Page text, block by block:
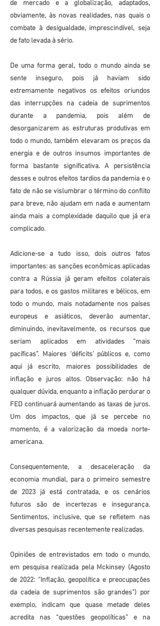
de mercado e a globalização, adaptados,
obviamente, às novas realidades, nas quais o
combate à desigualdade, imprescindível, seja
de fato levada à sério.
De uma forma geral, todo o mundo ainda se
sente inseguro, pois já haviam sido
extremamente negativos os efeitos oriundos
das interrupções na cadeia de suprimentos
durante a pandemia, pois além de
desorganizarem as estruturas produtivas em
todo o mundo, também elevaram os preços da
energia e de outros insumos importantes de
forma bastante significativa. A persistência
desses e outros efeitos tardios da pandemia e o
fato de não se vislumbrar o término do conflito
para breve, não ajudam em nada e aumentam
ainda mais a complexidade daquilo que já era
complicado.
Adicione-se a tudo isso, dois outros fatos
importantes: as sanções econômicas aplicadas
contra a Rússia já geram efeitos colaterais
para todos, e os gastos militares e bélicos, em
todo o mundo, mais notadamente nos países
europeus e asiáticos, deverão aumentar,
diminuindo, inevitavelmente, os recursos que
seriam aplicados em atividades “mais
pacíficas”. Maiores ‘déficits’ públicos e, como
aqui já escrito, maiores possibilidades de
inflação e juros altos. Observação: não há
qualquer dúvida, enquanto a inflação perdurar o
FED continuará aumentando as taxas de juros.
Um dos impactos, que já se percebe no
momento, é a valorização da moeda norte-
americana.
Consequentemente, a desaceleração da
economia mundial, para o primeiro semestre
de 2023 já está contratada, e os cenários
futuros são de incertezas e insegurança.
Sentimentos, inclusive, que se refletem nas
diversas pesquisas recentemente realizadas.
Opiniões de entrevistados em todo o mundo,
em pesquisa realizada pela Mckinsey (Agosto
de 2022: “Inflação, geopolítica e preocupações
da cadeia de suprimentos são grandes”) por
exemplo, indicam que quase metade deles
acredita nas “questões geopolíticas” e na